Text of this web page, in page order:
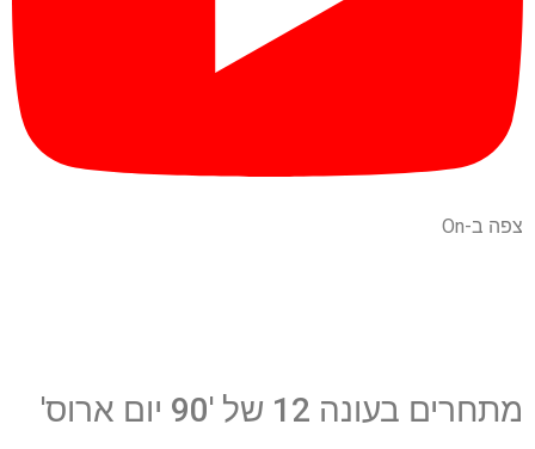
צפה ב-On
מתחרים בעונה 12 של '90 יום ארוס'